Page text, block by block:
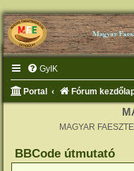
GyIK
Portal Fórum
MAGYAR
BBCode útmutató